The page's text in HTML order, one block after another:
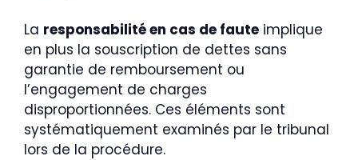
La responsabilité en cas de faute implique
en plus la souscription de dettes sans
garantie de remboursement ou
l’engagement de charges
disproportionnées. Ces éléments sont
systématiquement examinés par le tribunal
lors de la procédure.